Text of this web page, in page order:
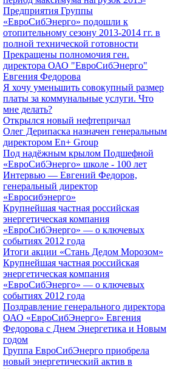
Предприятия Группы
«ЕвроСибЭнерго» подошли к
отопительному сезону 2013-2014 гг. в
полной технической готовности
Прекращены полномочия ген.
директора ОАО "ЕвроСибЭнерго"
Евгения Федорова
Я хочу уменьшить совокупный размер
платы за коммунальные услуги. Что
мне делать?
Открылся новый нефтепричал
Олег Дерипаска назначен генеральным
директором En+ Group
Под надёжным крылом Подшефной
«ЕвроСибЭнерго» школе - 100 лет
Интервью — Евгений Федоров,
генеральный директор
«Евросибэнерго»
Крупнейшая частная российская
энергетическая компания
«ЕвроСибЭнерго» — о ключевых
событиях 2012 года
Итоги акции «Стань Дедом Морозом»
Крупнейшая частная российская
энергетическая компания
«ЕвроСибЭнерго» — о ключевых
событиях 2012 года
Поздравление генерального директора
ОАО «ЕвроСибЭнерго» Евгения
Федорова с Днем Энергетика и Новым
годом
Группа ЕвроСибЭнерго приобрела
новый энергетический актив в